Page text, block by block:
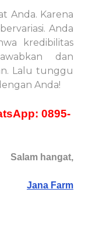
Anda. Karena
Anda
kredibilitas
dan
Lalu tunggu
Anda!
0895-
Salam hangat,
Jana Farm